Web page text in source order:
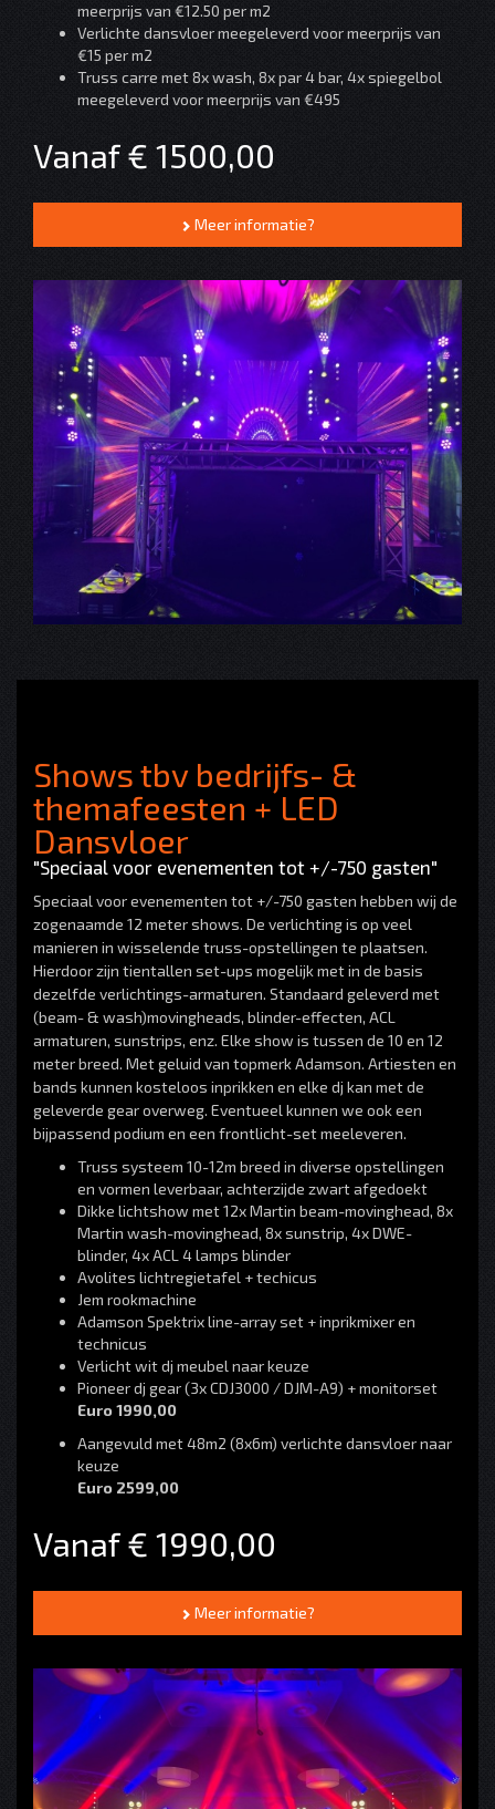
meerprijs van €12.50 per m2
Verlichte dansvloer meegeleverd voor meerprijs van
€15 per m2
Truss carre met 8x wash, 8x par 4 bar, 4x spiegelbol
meegeleverd voor meerprijs van €495
Vanaf € 1500,00
Meer informatie?
Shows tbv bedrijfs- &
themafeesten + LED
Dansvloer
"Speciaal voor evenementen tot +/-750 gasten"
Speciaal voor evenementen tot +/-750 gasten hebben wij de
zogenaamde 12 meter shows. De verlichting is op veel
manieren in wisselende truss-opstellingen te plaatsen.
Hierdoor zijn tientallen set-ups mogelijk met in de basis
dezelfde verlichtings-armaturen. Standaard geleverd met
(beam- & wash)movingheads, blinder-effecten, ACL
armaturen, sunstrips, enz. Elke show is tussen de 10 en 12
meter breed. Met geluid van topmerk Adamson. Artiesten en
bands kunnen kosteloos inprikken en elke dj kan met de
geleverde gear overweg. Eventueel kunnen we ook een
bijpassend podium en een frontlicht-set meeleveren.
Truss systeem 10-12m breed in diverse opstellingen
en vormen leverbaar, achterzijde zwart afgedoekt
Dikke lichtshow met 12x Martin beam-movinghead, 8x
Martin wash-movinghead, 8x sunstrip, 4x DWE-
blinder, 4x ACL 4 lamps blinder
Avolites lichtregietafel + techicus
Jem rookmachine
Adamson Spektrix line-array set + inprikmixer en
technicus
Verlicht wit dj meubel naar keuze
Pioneer dj gear (3x CDJ3000 / DJM-A9) + monitorset
Euro 1990,00
Aangevuld met 48m2 (8x6m) verlichte dansvloer naar
keuze
Euro 2599,00
Vanaf € 1990,00
Meer informatie?